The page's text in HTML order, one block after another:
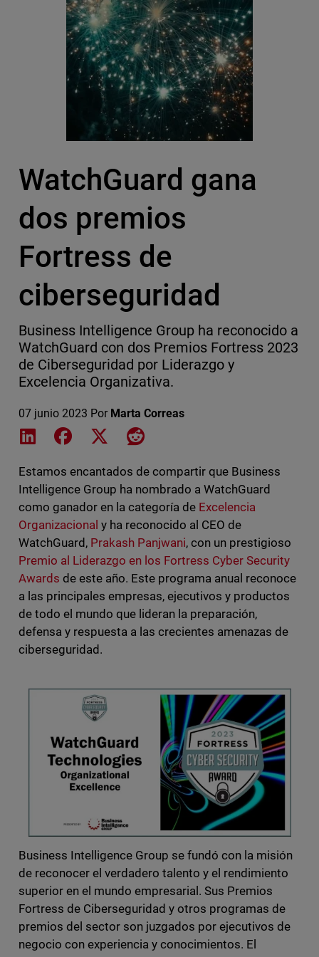
WatchGuard gana
dos premios
Fortress de
ciberseguridad
Business Intelligence Group ha reconocido a
WatchGuard con dos Premios Fortress 2023
de Ciberseguridad por Liderazgo y
Excelencia Organizativa.
07 junio 2023 Por Marta Correas
Share on LinkedIn
Share on Facebook
Share on XShare on Reddit
Estamos encantados de compartir que Business
Intelligence Group ha nombrado a WatchGuard
como ganador en la categoría de Excelencia
Organizacional y ha reconocido al CEO de
WatchGuard, Prakash Panjwani, con un prestigioso
Premio al Liderazgo en los Fortress Cyber Security
Awards de este año. Este programa anual reconoce
a las principales empresas, ejecutivos y productos
de todo el mundo que lideran la preparación,
defensa y respuesta a las crecientes amenazas de
ciberseguridad.
Business Intelligence Group se fundó con la misión
de reconocer el verdadero talento y el rendimiento
superior en el mundo empresarial. Sus Premios
Fortress de Ciberseguridad y otros programas de
premios del sector son juzgados por ejecutivos de
negocio con experiencia y conocimientos. El